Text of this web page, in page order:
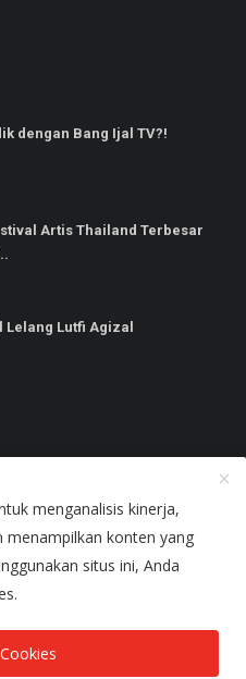
dengan Bang Ijal TV?!
Artis Thailand Terbesar
Lelang Lutfi Agizal
- All Rights Reserved.
& Conditions
menganalisis kinerja,
menampilkan konten yang
situs ini, Anda